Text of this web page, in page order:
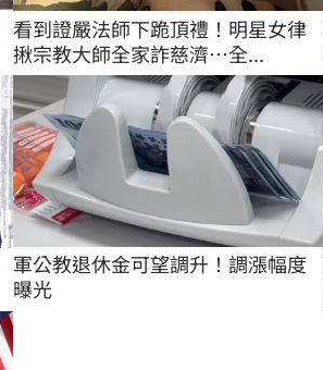
看到證嚴法師下跪頂禮！明星女律
揪宗教大師全家詐慈濟…全...
軍公教退休金可望調升！調漲幅度
曝光